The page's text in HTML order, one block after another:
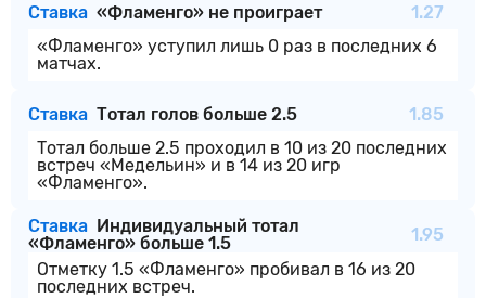
Ставка «Фламенго» не проиграет
1.27
«Фламенго» уступил лишь 0 раз в последних 6
матчах.
Ставка Тотал голов больше 2.5
1.85
Тотал больше 2.5 проходил в 10 из 20 последних
встреч «Медельин» и в 14 из 20 игр
«Фламенго».
Ставка Индивидуальный тотал
«Фламенго» больше 1.5
1.95
Отметку 1.5 «Фламенго» пробивал в 16 из 20
последних встреч.